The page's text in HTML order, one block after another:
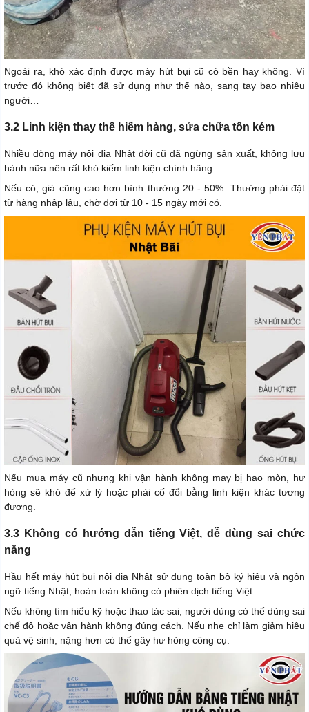
Ngoài ra, khó xác định được máy hút bụi cũ có bền hay không. Vì
trước đó không biết đã sử dụng như thế nào, sang tay bao nhiêu
người…
3.2 Linh kiện thay thế hiếm hàng, sửa chữa tốn kém
Nhiều dòng máy nội địa Nhật đời cũ đã ngừng sản xuất, không lưu
hành nữa nên rất khó kiếm linh kiện chính hãng.
Nếu có, giá cũng cao hơn bình thường 20 - 50%. Thường phải đặt
từ hàng nhập lậu, chờ đợi từ 10 - 15 ngày mới có.
Nếu mua máy cũ nhưng khi vận hành không may bị hao mòn, hư
hỏng sẽ khó để xử lý hoặc phải cố đổi bằng linh kiện khác tương
đương.
3.3 Không có hướng dẫn tiếng Việt, dễ dùng sai chức
năng
Hầu hết máy hút bụi nội địa Nhật sử dụng toàn bộ ký hiệu và ngôn
ngữ tiếng Nhật, hoàn toàn không có phiên dịch tiếng Việt.
Nếu không tìm hiểu kỹ hoặc thao tác sai, người dùng có thể dùng sai
chế độ hoặc vận hành không đúng cách. Nếu nhẹ chỉ làm giảm hiệu
quả vệ sinh, nặng hơn có thể gây hư hỏng công cụ.